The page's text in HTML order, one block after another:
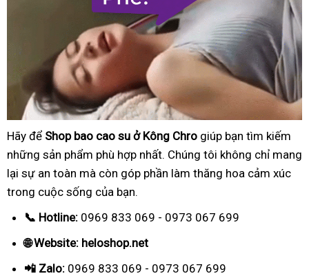
Hãy để Shop bao cao su ở Kông Chro giúp bạn tìm kiếm
những sản phẩm phù hợp nhất. Chúng tôi không chỉ mang
lại sự an toàn mà còn góp phần làm thăng hoa cảm xúc
trong cuộc sống của bạn.
📞 Hotline: 0969 833 069 - 0973 067 699
🌐 Website: heloshop.net
📲 Zalo: 0969 833 069 - 0973 067 699